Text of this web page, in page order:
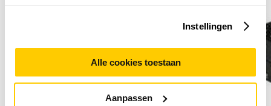
Instellingen
Alle cookies toestaan
Aanpassen